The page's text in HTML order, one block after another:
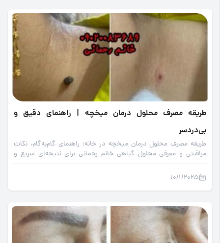
طریقه مصرف محلول درمان میخچه | راهنمای دقیق و
بی‌دردسر
طریقه مصرف محلول درمان میخچه در خانه: راهنمای گام‌به‌گام، نکات
مراقبتی و معرفی محلول گیاهی خانم رحمانی برای نتیجه‌ای سریع و
10/1/2025